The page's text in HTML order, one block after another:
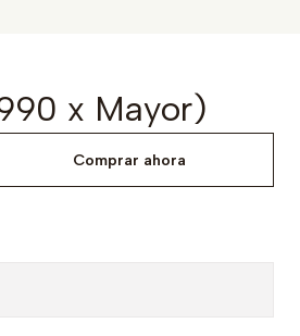
x Mayor)
Comprar ahora